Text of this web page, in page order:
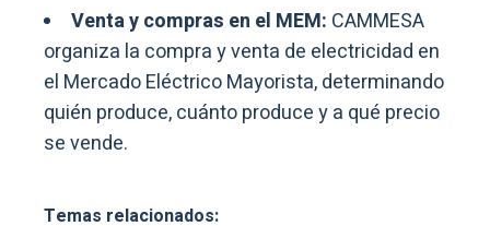
Venta y compras en el MEM: CAMMESA
organiza la compra y venta de electricidad en
el Mercado Eléctrico Mayorista, determinando
quién produce, cuánto produce y a qué precio
se vende.
Temas relacionados: